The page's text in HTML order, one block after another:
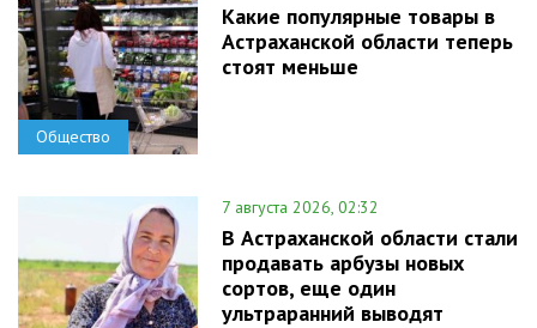
Общество
Какие популярные товары в
Астраханской области теперь
стоят меньше
7 августа 2026, 02:32
В Астраханской области стали
продавать арбузы новых
сортов, еще один
ультраранний выводят